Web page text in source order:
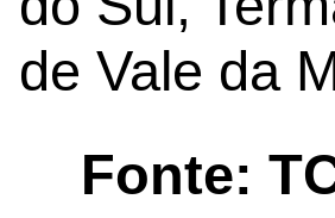
de Vale da
Fonte: